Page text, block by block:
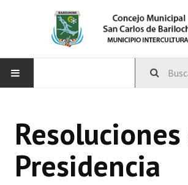
CONCEJO
Bloques Políticos
Presidencia